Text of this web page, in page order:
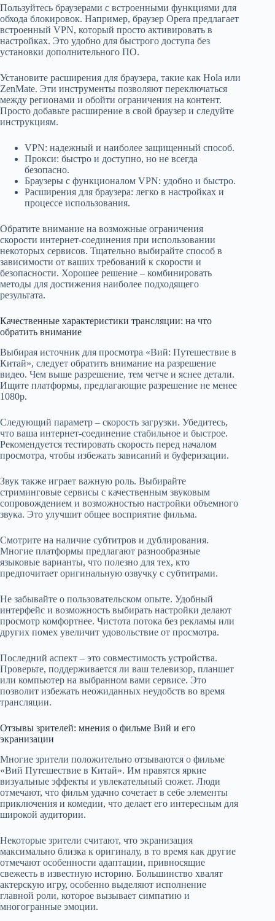
Пользуйтесь браузерами с встроенными функциями для
обхода блокировок. Например, браузер Opera предлагает
встроенный VPN, который просто активировать в
настройках. Это удобно для быстрого доступа без
установки дополнительного ПО.
Установите расширения для браузера, такие как Hola или
ZenMate. Эти инструменты позволяют переключаться
между регионами и обойти ограничения на контент.
Просто добавьте расширение в свой браузер и следуйте
инструкциям.
VPN: надежный и наиболее защищенный способ.
Прокси: быстро и доступно, но не всегда
безопасно.
Браузеры с функционалом VPN: удобно и быстро.
Расширения для браузера: легко в настройках и
процессе использования.
Обратите внимание на возможные ограничения
скорости интернет-соединения при использовании
некоторых сервисов. Тщательно выбирайте способ в
зависимости от ваших требований к скорости и
безопасности. Хорошее решение – комбинировать
методы для достижения наиболее подходящего
результата.
Качественные характеристики трансляции: на что
обратить внимание
Выбирая источник для просмотра «Вий: Путешествие в
Китай», следует обратить внимание на разрешение
видео. Чем выше разрешение, тем четче и яснее детали.
Ищите платформы, предлагающие разрешение не менее
1080p.
Следующий параметр – скорость загрузки. Убедитесь,
что ваша интернет-соединение стабильное и быстрое.
Рекомендуется тестировать скорость перед началом
просмотра, чтобы избежать зависаний и буферизации.
Звук также играет важную роль. Выбирайте
стриминговые сервисы с качественным звуковым
сопровождением и возможностью настройки объемного
звука. Это улучшит общее восприятие фильма.
Смотрите на наличие субтитров и дублирования.
Многие платформы предлагают разнообразные
языковые варианты, что полезно для тех, кто
предпочитает оригинальную озвучку с субтитрами.
Не забывайте о пользовательском опыте. Удобный
интерфейс и возможность выбирать настройки делают
просмотр комфортнее. Чистота потока без рекламы или
других помех увеличит удовольствие от просмотра.
Последний аспект – это совместимость устройства.
Проверьте, поддерживается ли ваш телевизор, планшет
или компьютер на выбранном вами сервисе. Это
позволит избежать неожиданных неудобств во время
трансляции.
Отзывы зрителей: мнения о фильме Вий и его
экранизации
Многие зрители положительно отзываются о фильме
«Вий Путешествие в Китай». Им нравятся яркие
визуальные эффекты и увлекательный сюжет. Люди
отмечают, что фильм удачно сочетает в себе элементы
приключения и комедии, что делает его интересным для
широкой аудитории.
Некоторые зрители считают, что экранизация
максимально близка к оригиналу, в то время как другие
отмечают особенности адаптации, привносящие
свежесть в известную историю. Большинство хвалят
актерскую игру, особенно выделяют исполнение
главной роли, которое вызывает симпатию и
многогранные эмоции.